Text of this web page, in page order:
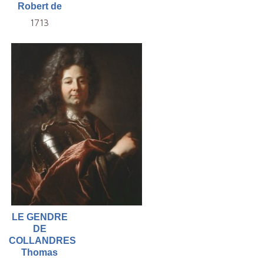
Robert de
1713
LE GENDRE
DE
COLLANDRES
Thomas